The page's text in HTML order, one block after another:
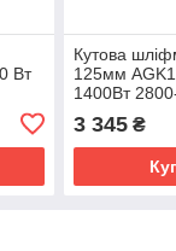
Вт
Кутова
125мм
1400Вт
3 345₴